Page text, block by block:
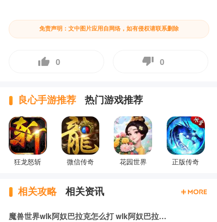
免责声明：文中图片应用自网络，如有侵权请联系删除
0 0
良心手游推荐 热门游戏推荐
狂龙怒斩 微信传奇 花园世界 正版传奇
相关攻略 相关资讯
魔兽世界wlk阿奴巴拉克怎么打 wlk阿奴巴拉克机制与打法